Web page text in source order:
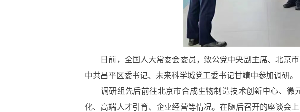
日前，全国人大常委会委员，致公党中央副主席、北京市
中共昌平区委书记、未来科学城党工委书记甘靖中参加调研。
调研组先后前往北京市合成生物制造技术创新中心、微
化、高端人才引育、企业经营等情况。在随后召开的座谈会